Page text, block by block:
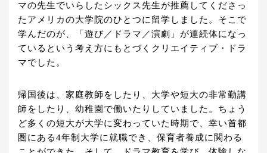
マの先生でいらしたシックス先生が推薦してくださっ
たアメリカの大学院のひとつに留学しました。そこで
学んだのが、「遊び／ドラマ／演劇」が連続体になっ
ているという考え方にもとづくクリエイティブ・ドラ
マでした。
帰国後は、家庭教師をしたり、大学や短大の非常勤講
師をしたり、幼稚園で働いたりしていました。ちょう
ど多くの短大が大学に変わっていた時期で、幸い首都
圏にある4年制大学に就職でき、保育者養成に関わる